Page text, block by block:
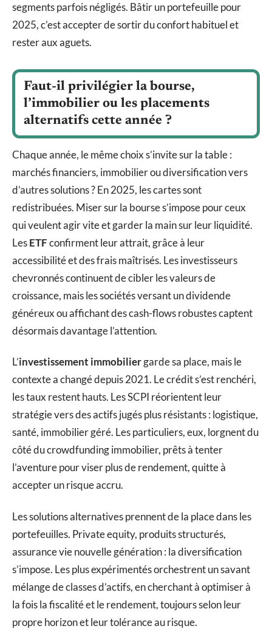
segments parfois négligés. Bâtir un portefeuille pour
2025, c’est accepter de sortir du confort habituel et
rester aux aguets.
Faut-il privilégier la bourse,
l’immobilier ou les placements
alternatifs cette année ?
Chaque année, le même choix s’invite sur la table :
marchés financiers, immobilier ou diversification vers
d’autres solutions ? En 2025, les cartes sont
redistribuées. Miser sur la bourse s’impose pour ceux
qui veulent agir vite et garder la main sur leur liquidité.
LesETFconfirment leur attrait, grâce à leur
accessibilité et des frais maîtrisés. Les investisseurs
chevronnés continuent de cibler les valeurs de
croissance, mais les sociétés versant un dividende
généreux ou affichant des cash-flows robustes captent
désormais davantage l’attention.
L’investissement immobiliergarde sa place, mais le
contexte a changé depuis 2021. Le crédit s’est renchéri,
les taux restent hauts. Les SCPI réorientent leur
stratégie vers des actifs jugés plus résistants : logistique,
santé, immobilier géré. Les particuliers, eux, lorgnent du
côté du crowdfunding immobilier, prêts à tenter
l’aventure pour viser plus de rendement, quitte à
accepter un risque accru.
Les solutions alternatives prennent de la place dans les
portefeuilles. Private equity, produits structurés,
assurance vie nouvelle génération : la diversification
s’impose. Les plus expérimentés orchestrent un savant
mélange de classes d’actifs, en cherchant à optimiser à
la fois la fiscalité et le rendement, toujours selon leur
propre horizon et leur tolérance au risque.